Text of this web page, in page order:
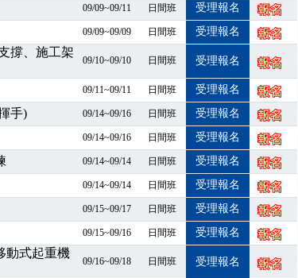
囉～～
種選擇好困難！快來祐昕學院官網看看吧！
砌作業主管」及「潛水作業主管」安全衛生教育訓練之結
資訊
安衛法令研討會
停課消息 補課及測驗時間將另行通知
程，政府出錢補助學費，請您上課，開始囉~~
課消息 補課及測驗時間將另行通知
師帶您判斷正確性！
停課消息 補課及測驗時間將另行通知
09/09~09/11 日間班 受理報名
09/09~09/09 日間班 受理報名
撐、施工架
09/10~09/10 日間班 受理報名
09/11~09/11 日間班 受理報名
手) 09/14~09/16 日間班 受理報名
09/14~09/16 日間班 受理報名
09/14~09/14 日間班 受理報名
09/14~09/14 日間班 受理報名
09/15~09/17 日間班 受理報名
09/15~09/16 日間班 受理報名
動式起重機
09/16~09/18 日間班 受理報名